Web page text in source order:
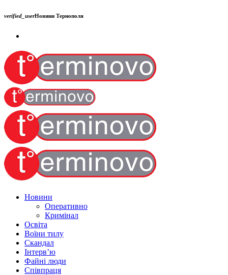
verified_userНовини Тернополя
Новини
Оперативно
Кримінал
Освіта
Воїни тилу
Скандал
Інтерв’ю
Файні люди
Співпраця